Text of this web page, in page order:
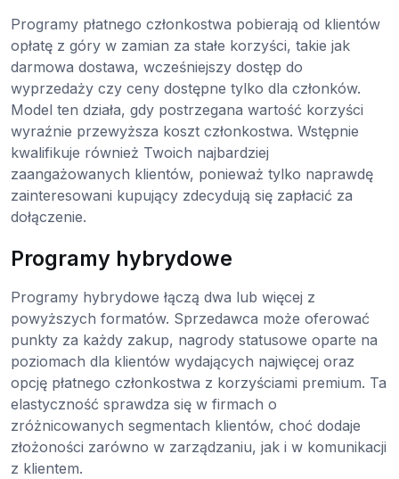
Programy płatnego członkostwa pobierają od klientów
opłatę z góry w zamian za stałe korzyści, takie jak
darmowa dostawa, wcześniejszy dostęp do
wyprzedaży czy ceny dostępne tylko dla członków.
Model ten działa, gdy postrzegana wartość korzyści
wyraźnie przewyższa koszt członkostwa. Wstępnie
kwalifikuje również Twoich najbardziej
zaangażowanych klientów, ponieważ tylko naprawdę
zainteresowani kupujący zdecydują się zapłacić za
dołączenie.
Programy hybrydowe
Programy hybrydowe łączą dwa lub więcej z
powyższych formatów. Sprzedawca może oferować
punkty za każdy zakup, nagrody statusowe oparte na
poziomach dla klientów wydających najwięcej oraz
opcję płatnego członkostwa z korzyściami premium. Ta
elastyczność sprawdza się w firmach o
zróżnicowanych segmentach klientów, choć dodaje
złożoności zarówno w zarządzaniu, jak i w komunikacji
z klientem.